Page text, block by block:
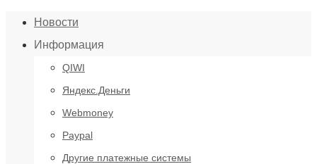
Новости
Информация
QIWI
Яндекс.Деньги
Webmoney
Paypal
Другие платежные системы